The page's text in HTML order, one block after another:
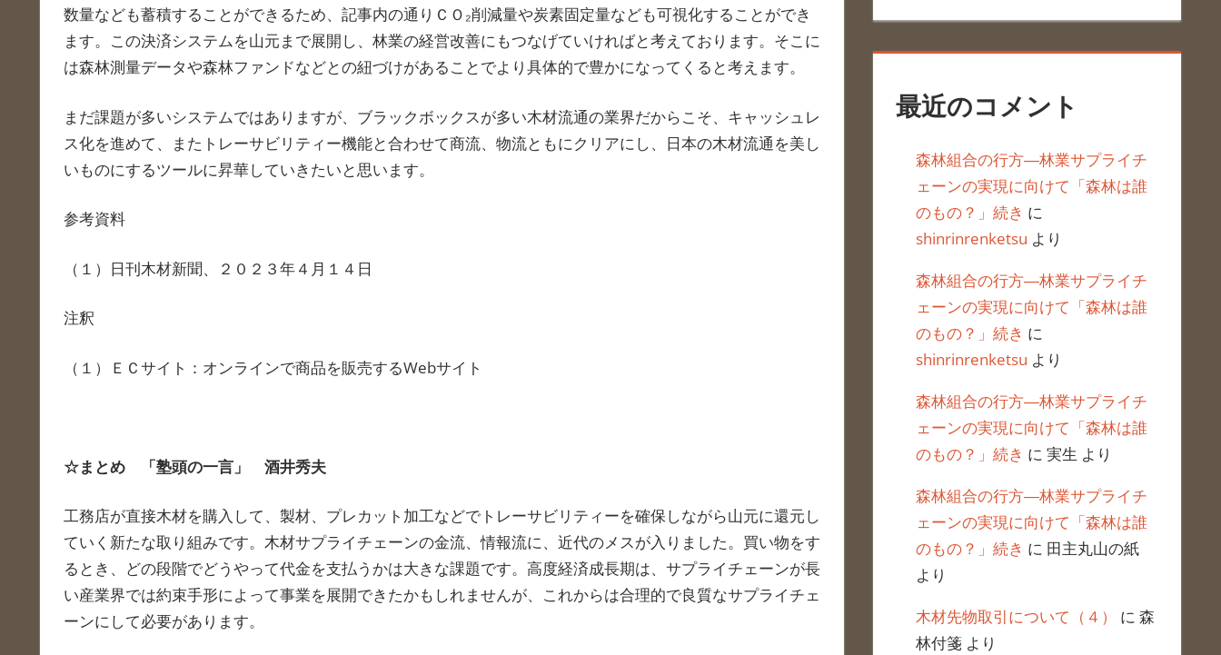
数量なども蓄積することができるため、記事内の通りＣＯ₂削減量や炭素固定量なども可視化することができ
ます。この決済システムを山元まで展開し、林業の経営改善にもつなげていければと考えております。そこに
は森林測量データや森林ファンドなどとの紐づけがあることでより具体的で豊かになってくると考えます。
まだ課題が多いシステムではありますが、ブラックボックスが多い木材流通の業界だからこそ、キャッシュレ
ス化を進めて、またトレーサビリティー機能と合わせて商流、物流ともにクリアにし、日本の木材流通を美し
いものにするツールに昇華していきたいと思います。
参考資料
（１）日刊木材新聞、２０２３年４月１４日
注釈
（１）ＥＣサイト：オンラインで商品を販売するWebサイト
☆まとめ 「塾頭の一言」 酒井秀夫
工務店が直接木材を購入して、製材、プレカット加工などでトレーサビリティーを確保しながら山元に還元し
ていく新たな取り組みです。木材サプライチェーンの金流、情報流に、近代のメスが入りました。買い物をす
るとき、どの段階でどうやって代金を支払うかは大きな課題です。高度経済成長期は、サプライチェーンが長
い産業界では約束手形によって事業を展開できたかもしれませんが、これからは合理的で良質なサプライチェ
ーンにして必要があります。
最近のコメント
森林組合の行方―林業サプライチ
ェーンの実現に向けて「森林は誰
のもの？」続き に
shinrinrenketsu より
森林組合の行方―林業サプライチ
ェーンの実現に向けて「森林は誰
のもの？」続き に
shinrinrenketsu より
森林組合の行方―林業サプライチ
ェーンの実現に向けて「森林は誰
のもの？」続き に 実生 より
森林組合の行方―林業サプライチ
ェーンの実現に向けて「森林は誰
のもの？」続き に 田主丸山の紙
より
木材先物取引について（４）
に 森
林付箋より